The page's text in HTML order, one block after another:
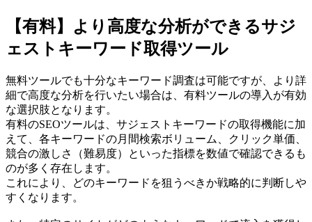
【有料】より高度な分析ができるサジ
ェストキーワード取得ツール
無料ツールでも十分なキーワード調査は可能ですが、より詳
細で高度な分析を行いたい場合は、有料ツールの導入が有効
な選択肢となります。
有料のSEOツールは、サジェストキーワードの取得機能に加
えて、各キーワードの月間検索ボリューム、クリック単価、
競合の激しさ（難易度）といった指標を数値で確認できるも
のが多く存在します。
これにより、どのキーワードを狙うべきか戦略的に判断しや
すくなります。